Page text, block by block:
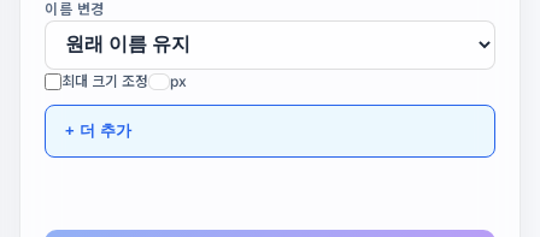
이름 변경
최대 크기 조정 px
+ 더 추가